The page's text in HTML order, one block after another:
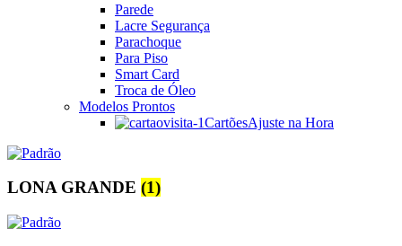
Parede
Lacre Segurança
Parachoque
Para Piso
Smart Card
Troca de Óleo
Modelos Prontos
CartõesAjuste na Hora
LONA GRANDE (1)